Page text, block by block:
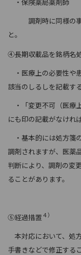
・保険薬局薬剤師
調剤時に同様の事
と。
④長期収載品を銘柄名
・医療上の必要性や
該当のしるしを記載する
・「変更不可（医療
にも印の記載がなければ
・基本的には処方箋
調剤されますが、医薬
判断により、調剤の変
ることがあります。
⑤経過措置 ４）
本対応において、処
手書きなどで修正する